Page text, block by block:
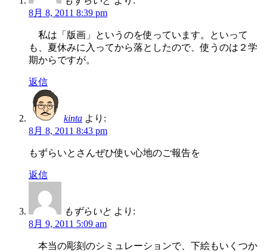
8月 8, 2011 8:39 pm
私は「版画」というのを使っています。といって
も、夏休みに入ってから落としたので、使うのは２学
期からですが。
返信
kinta より:
8月 8, 2011 8:43 pm
もずらいとさんぜひ使い心地のご報告を
返信
もずらいと より:
8月 9, 2011 5:09 am
本当の彫刻のシミュレーションで、下絵もいくつか